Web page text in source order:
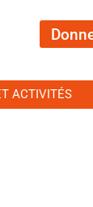
ACTIVITÉS